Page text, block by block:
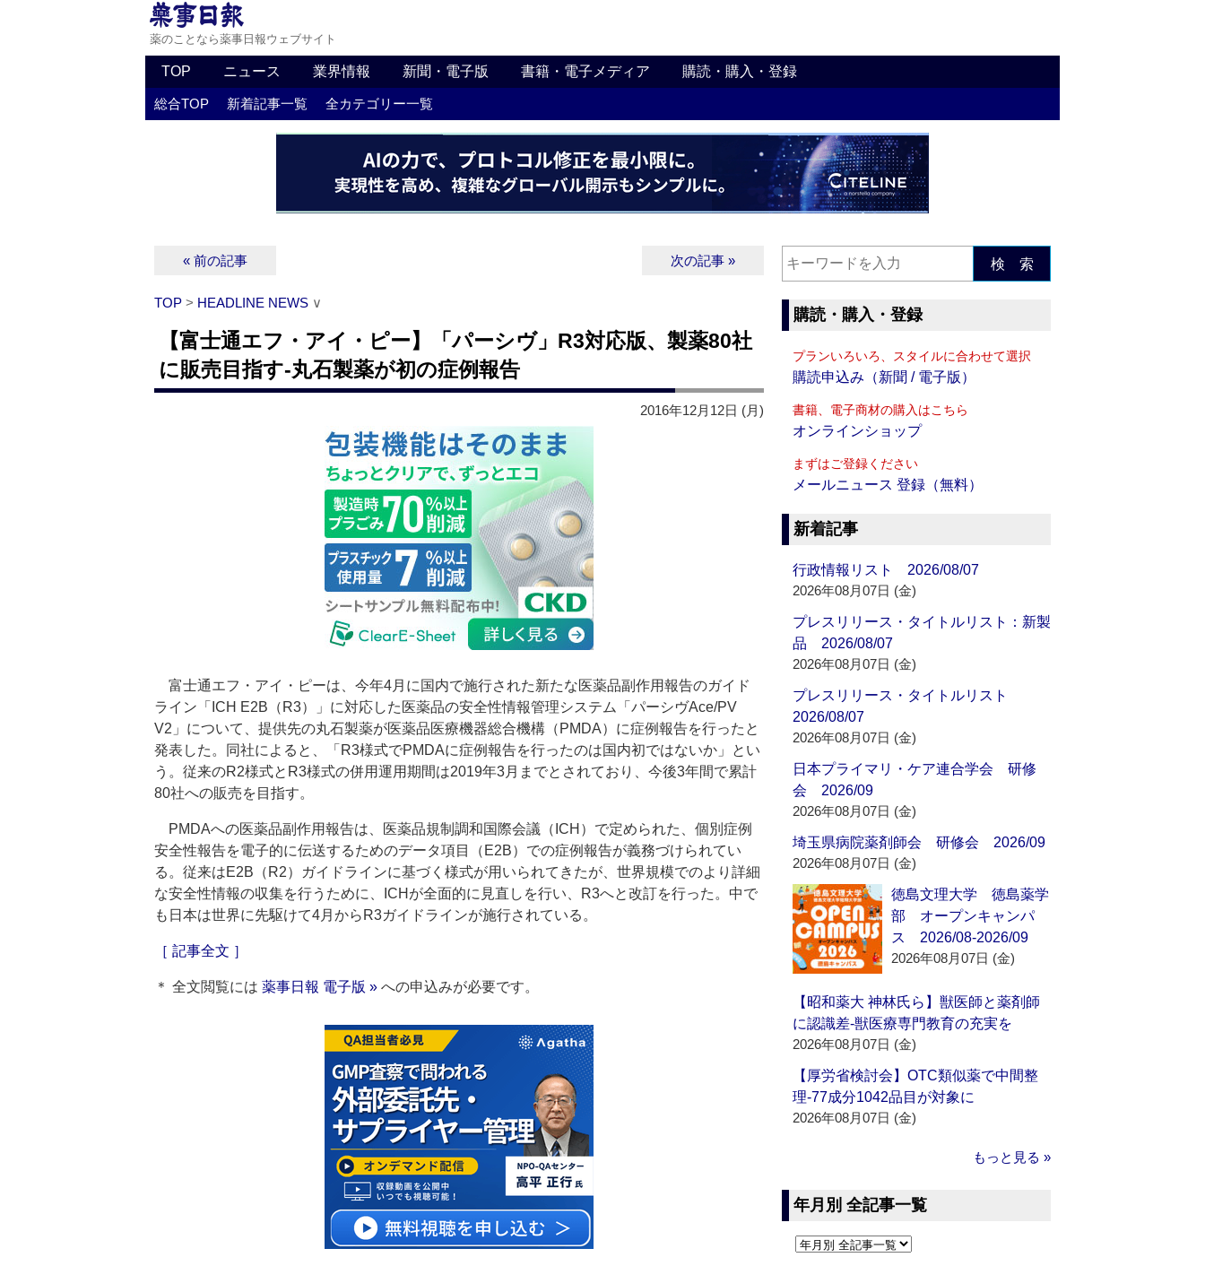
薬のことなら薬事日報ウェブサイト
TOP ニュース 業界情報 新聞・電子版 書籍・電子メディア 購読・購入・登録
総合TOP 新着記事一覧 全カテゴリー一覧
« 前の記事 次の記事 »
TOP > HEADLINE NEWS ∨
【富士通エフ・アイ・ピー】「パーシヴ」R3対応版、製薬80社
に販売目指す‐丸石製薬が初の症例報告
2016年12月12日 (月)
富士通エフ・アイ・ピーは、今年4月に国内で施行された新たな医薬品副作用報告のガイド
ライン「ICH E2B（R3）」に対応した医薬品の安全性情報管理システム「パーシヴAce/PV
V2」について、提供先の丸石製薬が医薬品医療機器総合機構（PMDA）に症例報告を行ったと
発表した。同社によると、「R3様式でPMDAに症例報告を行ったのは国内初ではないか」とい
う。従来のR2様式とR3様式の併用運用期間は2019年3月までとされており、今後3年間で累計
80社への販売を目指す。
PMDAへの医薬品副作用報告は、医薬品規制調和国際会議（ICH）で定められた、個別症例
安全性報告を電子的に伝送するためのデータ項目（E2B）での症例報告が義務づけられてい
る。従来はE2B（R2）ガイドラインに基づく様式が用いられてきたが、世界規模でのより詳細
な安全性情報の収集を行うために、ICHが全面的に見直しを行い、R3へと改訂を行った。中で
も日本は世界に先駆けて4月からR3ガイドラインが施行されている。
［ 記事全文 ］
＊ 全文閲覧には 薬事日報 電子版 » への申込みが必要です。
検 索
購読・購入・登録
プランいろいろ、スタイルに合わせて選択
購読申込み（新聞 / 電子版）
書籍、電子商材の購入はこちら
オンラインショップ
まずはご登録ください
メールニュース 登録（無料）
新着記事
行政情報リスト 2026/08/07
2026年08月07日 (金)
プレスリリース・タイトルリスト：新製
品 2026/08/07
2026年08月07日 (金)
プレスリリース・タイトルリスト
2026/08/07
2026年08月07日 (金)
日本プライマリ・ケア連合学会 研修
会 2026/09
2026年08月07日 (金)
埼玉県病院薬剤師会 研修会 2026/09
2026年08月07日 (金)
徳島文理大学 徳島薬学
部 オープンキャンパ
ス 2026/08-2026/09
2026年08月07日 (金)
【昭和薬大 神林氏ら】獣医師と薬剤師
に認識差‐獣医療専門教育の充実を
2026年08月07日 (金)
【厚労省検討会】OTC類似薬で中間整
理‐77成分1042品目が対象に
2026年08月07日 (金)
もっと見る »
年月別 全記事一覧